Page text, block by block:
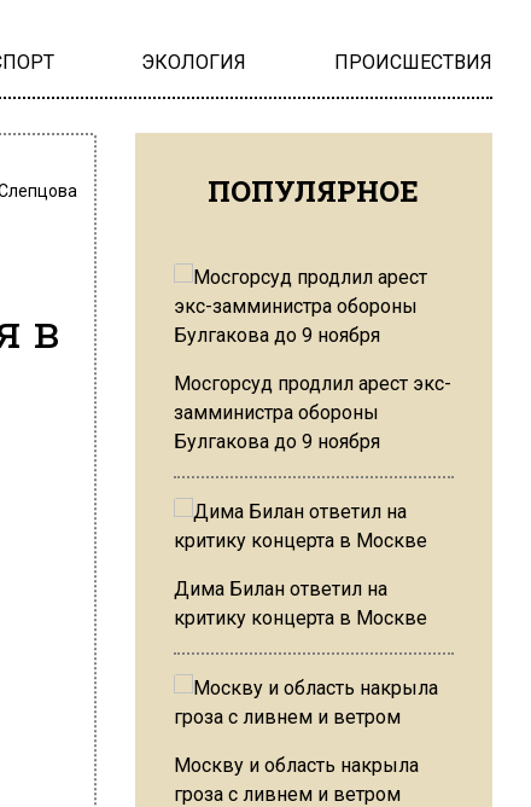
ЭКОЛОГИЯ ПРОИСШЕСТВИЯ
в
ПОПУЛЯРНОЕ
Мосгорсуд продлил арест экс-
замминистра обороны
Булгакова до 9 ноября
Дима Билан ответил на
критику концерта в Москве
Москву и область накрыла
гроза с ливнем и ветром